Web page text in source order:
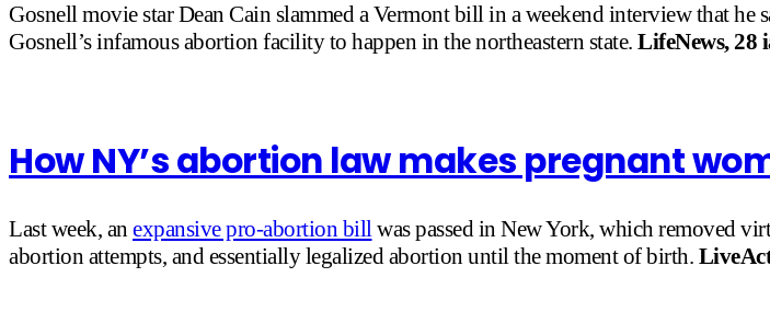
Gosnell movie star Dean Cain slammed a Vermont bill in a weekend interview that
Gosnell’s infamous abortion facility to happen in the northeastern state. LifeNews, 28
How NY’s abortion law makes pregnant
Last week, an expansive pro-abortion bill was passed in New York, which removed
abortion attempts, and essentially legalized abortion until the moment of birth.